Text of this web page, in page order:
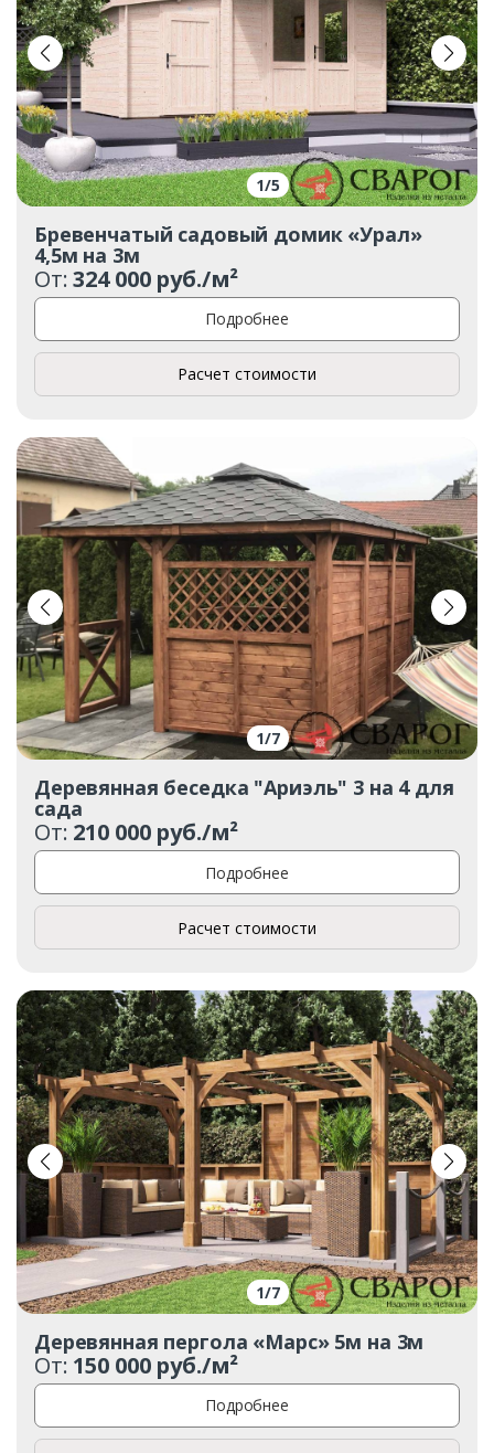
Заказать
Ваше имя*
Ваш телефон*
Комментарий к заказу
1/5
Бревенчатый садовый домик «Урал»
4,5м на 3м
От:324 000 руб./м²
Подробнее
Расчет стоимости
1/7
Деревянная беседка "Ариэль" 3 на 4 для
сада
От: 210 000 руб./м²
Подробнее
Расчет стоимости
1/7
Деревянная пергола «Марс» 5м на 3м
От: 150 000 руб./м²
Подробнее